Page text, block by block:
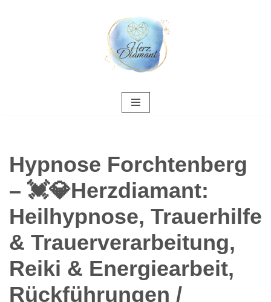
Hypnose Forchtenberg
– 💓️💎Herzdiamant:
Heilhypnose, Trauerhilfe
& Trauerverarbeitung,
Reiki & Energiearbeit,
Rückführungen /